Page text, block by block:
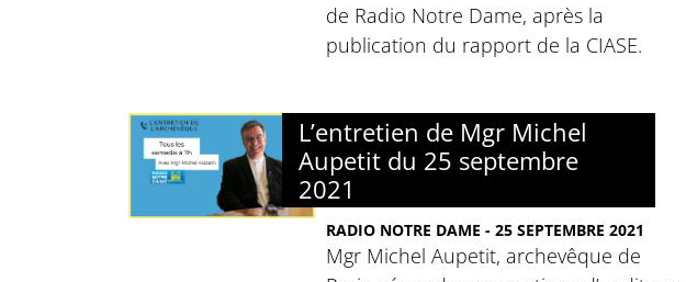
de Radio Notre Dame, après la
publication du rapport de la CIASE.
L’entretien de Mgr Michel
Aupetit du 25 septembre
2021
RADIO NOTRE DAME - 25 SEPTEMBRE 2021
Mgr Michel Aupetit, archevêque de